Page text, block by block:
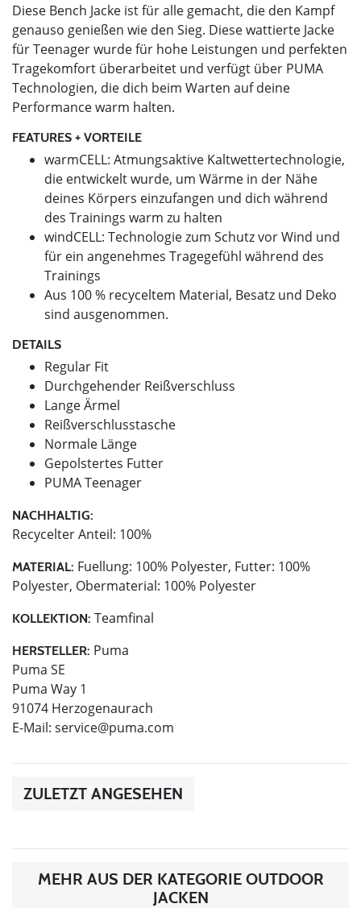
Diese Bench Jacke ist für alle gemacht, die den Kampf
genauso genießen wie den Sieg. Diese wattierte Jacke
für Teenager wurde für hohe Leistungen und perfekten
Tragekomfort überarbeitet und verfügt über PUMA
Technologien, die dich beim Warten auf deine
Performance warm halten.
FEATURES + VORTEILE
warmCELL: Atmungsaktive Kaltwettertechnologie,
die entwickelt wurde, um Wärme in der Nähe
deines Körpers einzufangen und dich während
des Trainings warm zu halten
windCELL: Technologie zum Schutz vor Wind und
für ein angenehmes Tragegefühl während des
Trainings
Aus 100 % recyceltem Material, Besatz und Deko
sind ausgenommen.
DETAILS
Regular Fit
Durchgehender Reißverschluss
Lange Ärmel
Reißverschlusstasche
Normale Länge
Gepolstertes Futter
PUMA Teenager
NACHHALTIG:
Recycelter Anteil: 100%
MATERIAL: Fuellung: 100% Polyester, Futter: 100%
Polyester, Obermaterial: 100% Polyester
KOLLEKTION: Teamfinal
HERSTELLER: Puma
Puma SE
Puma Way 1
91074 Herzogenaurach
E-Mail: service@puma.com
ZULETZT ANGESEHEN
MEHR AUS DER KATEGORIE OUTDOOR
JACKEN